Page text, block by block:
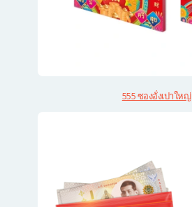
555 ซองอั่งเปาใหญ่